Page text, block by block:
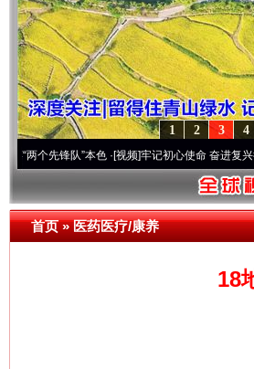
4
3
2
1
锋队”本色·[视频]牢记初心使命 奋进复兴征程丨宝
首页»医药医疗/康养
18